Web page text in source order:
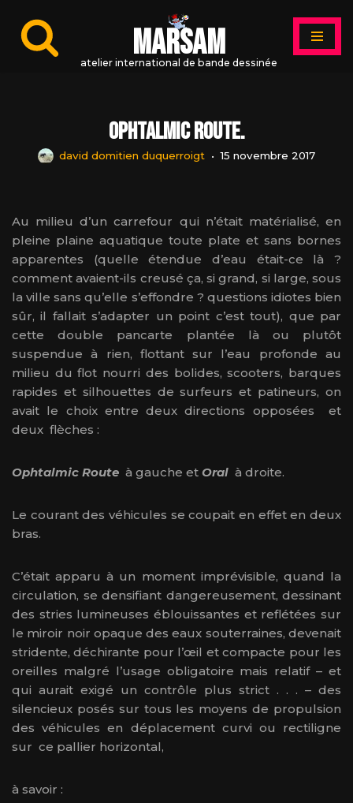
Aller
MARSAM
atelier international de bande dessinée
Ophtalmic Route.
david domitien duquerroigt 15 novembre 2017
Au milieu d’un carrefour qui n’était matérialisé, en
pleine plaine aquatique toute plate et sans bornes
apparentes (quelle étendue d’eau était-ce là ?
comment avaient-ils creusé ça, si grand, si large, sous
la ville sans qu’elle s’effondre ? questions idiotes bien
sûr, il fallait s’adapter un point c’est tout), que par
cette double pancarte plantée là ou plutôt
suspendue à rien, flottant sur l’eau profonde au
milieu du flot nourri des bolides, scooters, barques
rapides et silhouettes de surfeurs et patineurs, on
avait le choix entre deux directions opposées et
deux flèches :
Ophtalmic Route à gauche et Oral à droite.
Le courant des véhicules se coupait en effet en deux
bras.
C’était apparu à un moment imprévisible, quand la
circulation, se densifiant dangereusement, dessinant
des stries lumineuses éblouissantes et reflétées sur
le miroir noir opaque des eaux souterraines, devenait
stridente, déchirante pour l’œil et compacte pour les
oreilles malgré l’usage obligatoire mais relatif – et
qui aurait exigé un contrôle plus strict . . . – des
silencieux posés sur tous les moyens de propulsion
des véhicules en déplacement curvi ou rectiligne
sur ce pallier horizontal,
à savoir :